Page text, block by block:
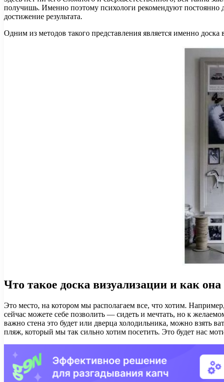
получишь. Именно поэтому психологи рекомендуют постоянно
достижение результата.
Одним из методов такого представления является именно
Что такое доска визуализации и как она
Это место, на котором мы располагаем все, что хотим.
сейчас можете себе позволить — сидеть и мечтать, но к
важно стена это будет или дверца холодильника, можно
пляж, который мы так сильно хотим посетить. Это будет нас